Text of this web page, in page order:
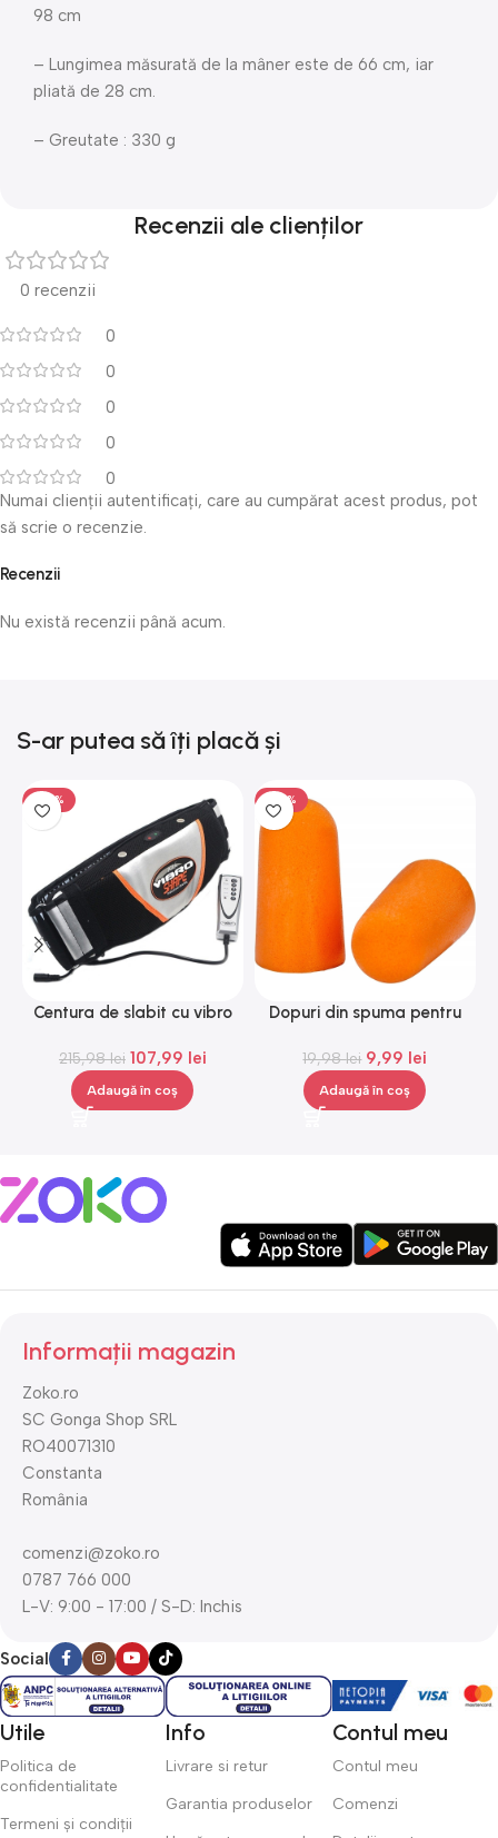
98 cm
– Lungimea măsurată de la mâner este de 66 cm, iar
pliată de 28 cm.
– Greutate : 330 g
Recenzii ale clienților
0 recenzii
0
0
0
0
0
Recenzii
Nu există recenzii până acum.
Numai clienții autentificați, care au cumpărat acest produs, pot
să scrie o recenzie.
S-ar putea să îți placă și
-50%
Centura de slabit cu vibro
telecomanda, negru
215,98lei 107,99 lei
Adaugă în coș
-50%
Dopuri din spuma pentru
19,98lei 9,99 lei
Adaugă în coș
Informații magazin
Zoko.ro
SC Gonga Shop SRL
RO40071310
Constanta
România
comenzi@zoko.ro
0787 766 000
L-V: 9:00 - 17:00 / S-D: Inchis
Social
Utile
Politica de
confidentialitate
Termeni și condiții
Info
Livrare si retur
Garantia produselor
Contul meu
Contul meu
Comenzi